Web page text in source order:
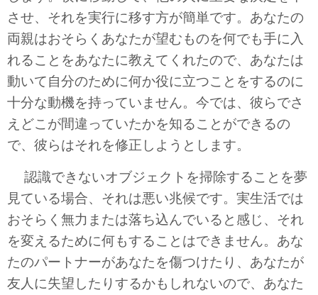
させ、それを実行に移す方が簡単です。あなたの
両親はおそらくあなたが望むものを何でも手に入
れることをあなたに教えてくれたので、あなたは
動いて自分のために何か役に立つことをするのに
十分な動機を持っていません。今では、彼らでさ
えどこが間違っていたかを知ることができるの
で、彼らはそれを修正しようとします。
認識できないオブジェクトを掃除することを夢
見ている場合、それは悪い兆候です。実生活では
おそらく無力または落ち込んでいると感じ、それ
を変えるために何もすることはできません。あな
たのパートナーがあなたを傷つけたり、あなたが
友人に失望したりするかもしれないので、あなた